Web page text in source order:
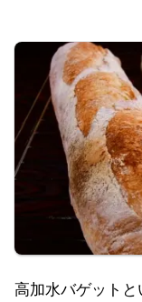
高加水バゲット